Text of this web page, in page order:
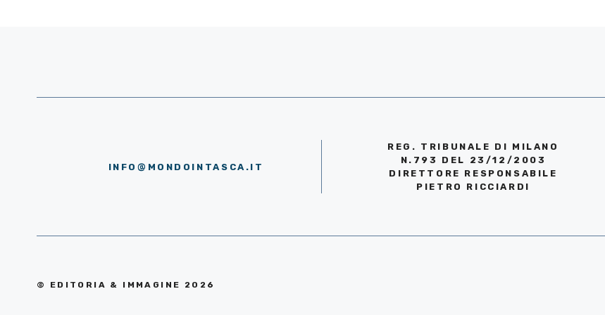
INFO@MONDOINTASCA.IT
REG. TRIBUNALE DI MILANO
N.793 DEL 23/12/2003
DIRETTORE RESPONSABILE
PIETRO RICCIARDI
© EDITORIA & IMMAGINE 2026